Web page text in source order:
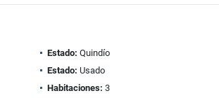
Estado: Quindío
Estado: Usado
Habitaciones: 3